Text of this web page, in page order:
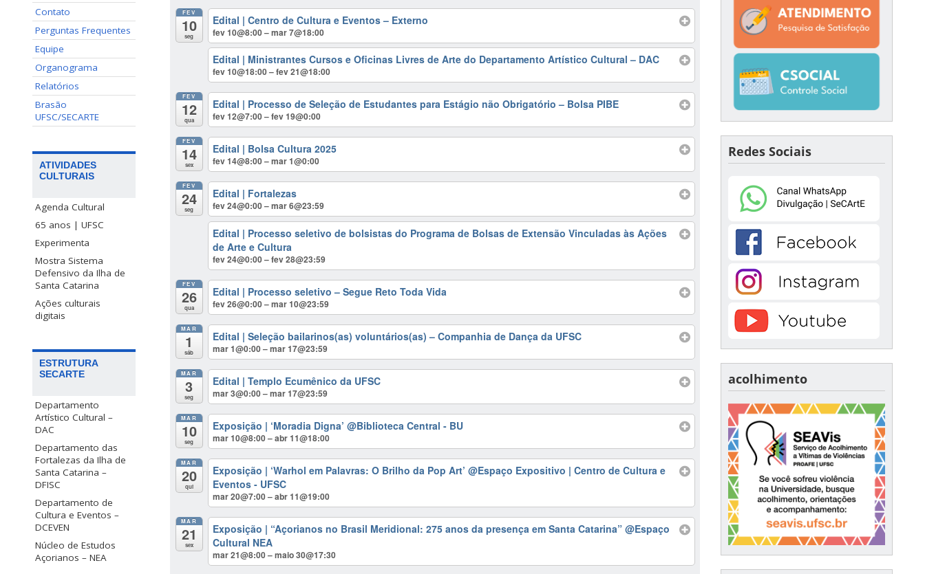
Contato
Perguntas Frequentes
Equipe
Organograma
Relatórios
Brasão
UFSC/SECARTE
ATIVIDADES
CULTURAIS
Agenda Cultural
65 anos | UFSC
Experimenta
Mostra Sistema
Defensivo da Ilha de
Santa Catarina
Ações culturais
digitais
ESTRUTURA
SECARTE
Departamento
Artístico Cultural –
DAC
Departamento das
Fortalezas da Ilha de
Santa Catarina –
DFISC
Departamento de
Cultura e Eventos –
DCEVEN
Núcleo de Estudos
Açorianos – NEA
FEV
10
seg
Edital | Centro de Cultura e Eventos – Externo
fev 10@8:00 – mar 7@18:00
Edital | Ministrantes Cursos e Oficinas Livres de Arte do Departamento Artístico Cultural – DAC
fev 10@18:00 – fev 21@18:00
FEV
12
qua
Edital | Processo de Seleção de Estudantes para Estágio não Obrigatório – Bolsa PIBE
fev 12@7:00 – fev 19@0:00
FEV
14
sex
Edital | Bolsa Cultura 2025
fev 14@8:00 – mar 1@0:00
FEV
24
seg
Edital | Fortalezas
fev 24@0:00 – mar 6@23:59
Edital | Processo seletivo de bolsistas do Programa de Bolsas de Extensão Vinculadas às Ações
de Arte e Cultura
fev 24@0:00 – fev 28@23:59
FEV
26
qua
Edital | Processo seletivo – Segue Reto Toda Vida
fev 26@0:00 – mar 10@23:59
MAR
1
sáb
Edital | Seleção bailarinos(as) voluntários(as) – Companhia de Dança da UFSC
mar 1@0:00 – mar 17@23:59
MAR
3
seg
Edital | Templo Ecumênico da UFSC
mar 3@0:00 – mar 17@23:59
MAR
10
seg
Exposição | ‘Moradia Digna’ @Biblioteca Central - BU
mar 10@8:00 – abr 11@18:00
MAR
20
qui
Exposição | ‘Warhol em Palavras: O Brilho da Pop Art’ @Espaço Expositivo | Centro de Cultura e
Eventos - UFSC
mar 20@7:00 – abr 11@19:00
MAR
21
sex
Exposição | “Açorianos no Brasil Meridional: 275 anos da presença em Santa Catarina” @Espaço
Cultural NEA
mar 21@8:00 – maio 30@17:30
Redes Sociais
acolhimento